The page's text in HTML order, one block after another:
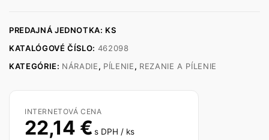
PREDAJNÁ JEDNOTKA: KS
KATALÓGOVÉ ČÍSLO: 462098
KATEGÓRIE: NÁRADIE, PÍLENIE, REZANIE A PÍLENIE
INTERNETOVÁ CENA
22,14 € s DPH / ks